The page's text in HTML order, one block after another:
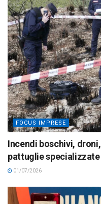
FOCUS IMPRESE
Incendi boschivi,
pattuglie
01/07/2026